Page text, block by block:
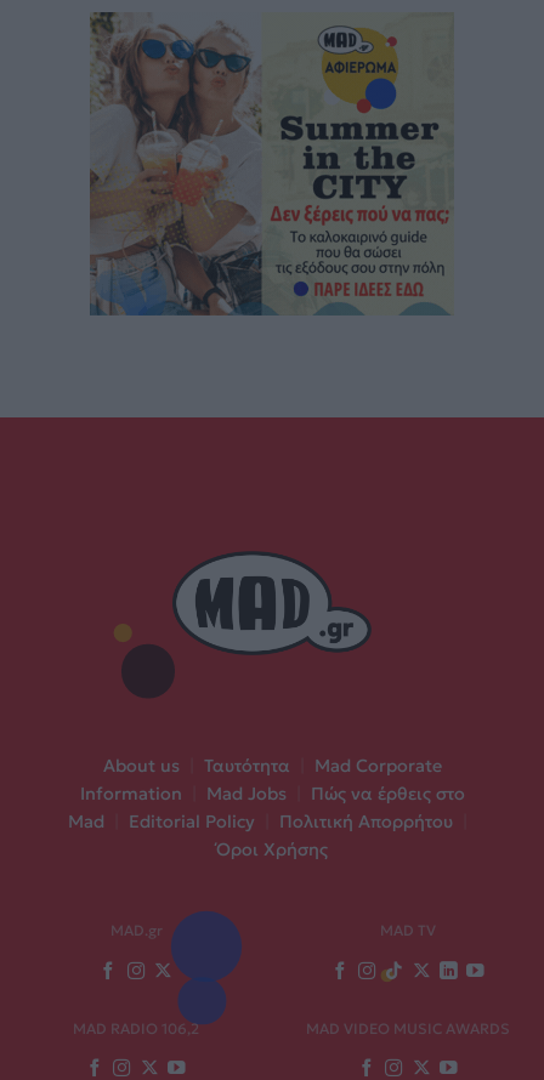
About us Ταυτότητα
Mad Corporate
Information
Mad Jobs
Πώς να έρθεις στο
Mad
Editorial Policy Πολιτική Απορρήτου
Όροι Χρήσης
MAD.gr MAD TV
MAD RADIO 106,2 MAD VIDEO MUSIC AWARDS